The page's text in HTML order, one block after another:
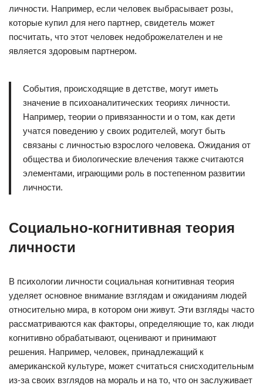
личности. Например, если человек выбрасывает розы,
которые купил для него партнер, свидетель может
посчитать, что этот человек недоброжелателен и не
является здоровым партнером.
События, происходящие в детстве, могут иметь
значение в психоаналитических теориях личности.
Например, теории о привязанности и о том, как дети
учатся поведению у своих родителей, могут быть
связаны с личностью взрослого человека. Ожидания от
общества и биологические влечения также считаются
элементами, играющими роль в постепенном развитии
личности.
Социально-когнитивная теория
личности
В психологии личности социальная когнитивная теория
уделяет основное внимание взглядам и ожиданиям людей
относительно мира, в котором они живут. Эти взгляды часто
рассматриваются как факторы, определяющие то, как люди
когнитивно обрабатывают, оценивают и принимают
решения. Например, человек, принадлежащий к
американской культуре, может считаться снисходительным
из-за своих взглядов на мораль и на то, что он заслуживает